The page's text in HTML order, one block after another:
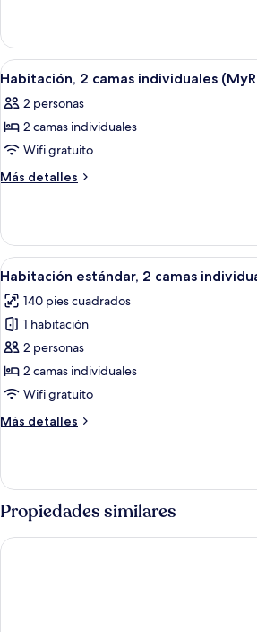
individuales
(MyRoom
By
Peter)
2
camas
individuales
By
Peter)
Abrir
todas
las
fotos
de
Habitación,
individuales
(MyRoom
By
Sophie)
4
Habitación, 2 camas individuales
2 personas
2 camas individuales
Wifi gratuito
Más detalles
Más
2
camas
individuales
By
Sophie)
Abrir
todas
las
fotos
de
Habitación
estándar,
camas
Una
6
Habitación estándar, 2 camas
140 pies cuadrados
1 habitación
2 personas
2 camas individuales
Wifi gratuito
Más detalles
Más
estándar,
2
camas
individuales
Propiedades similares
Premier Inn Köln City Süd